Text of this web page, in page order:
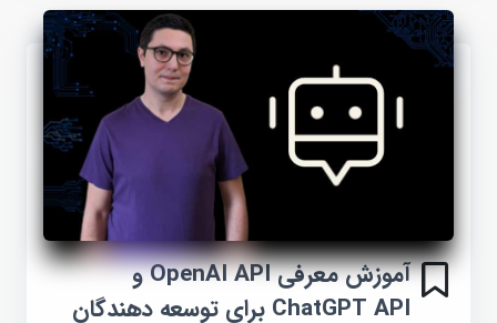
آموزش معرفی OpenAI API و
ChatGPT API برای توسعه دهندگان